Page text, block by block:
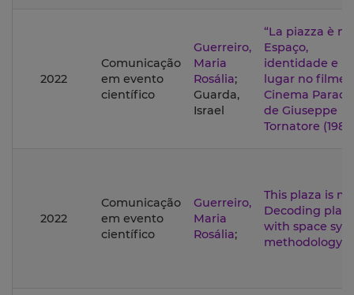
2022
Comunicação
em evento
científico
Guerreiro,
Maria
Rosália;
Guarda,
Israel
“La piazza è
Espaço,
identidade e
lugar no filme
Cinema
de Giuseppe
Tornatore
2022
Comunicação
em evento
científico
Guerreiro,
Maria
Rosália;
This plaza is
Decoding
with space
methodology